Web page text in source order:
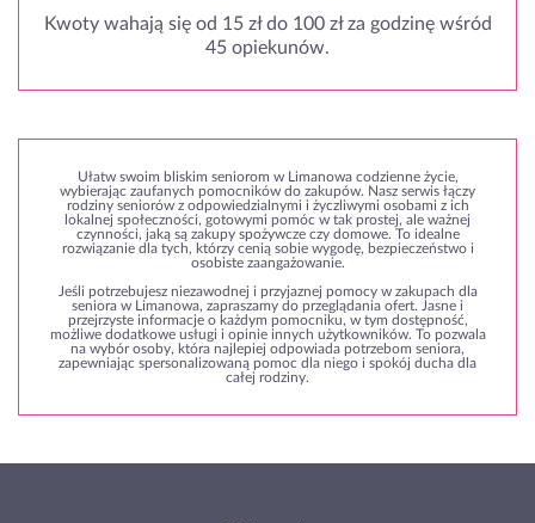
Kwoty wahają się od 15 zł do 100 zł za godzinę wśród
45 opiekunów.
Ułatw swoim bliskim seniorom w Limanowa codzienne życie,
wybierając zaufanych pomocników do zakupów. Nasz serwis łączy
rodziny seniorów z odpowiedzialnymi i życzliwymi osobami z ich
lokalnej społeczności, gotowymi pomóc w tak prostej, ale ważnej
czynności, jaką są zakupy spożywcze czy domowe. To idealne
rozwiązanie dla tych, którzy cenią sobie wygodę, bezpieczeństwo i
osobiste zaangażowanie.
Jeśli potrzebujesz niezawodnej i przyjaznej pomocy w zakupach dla
seniora w Limanowa, zapraszamy do przeglądania ofert. Jasne i
przejrzyste informacje o każdym pomocniku, w tym dostępność,
możliwe dodatkowe usługi i opinie innych użytkowników. To pozwala
na wybór osoby, która najlepiej odpowiada potrzebom seniora,
zapewniając spersonalizowaną pomoc dla niego i spokój ducha dla
całej rodziny.